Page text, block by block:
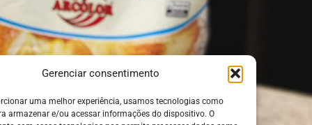
Gerenciar consentimento
uma melhor experiência, usamos tecnologias como
armazenar e/ou acessar informações do dispositivo. O